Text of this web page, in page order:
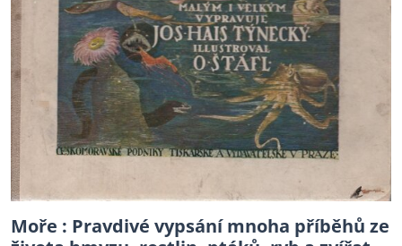
Moře : Pravdivé vypsání mnoha příběhů ze